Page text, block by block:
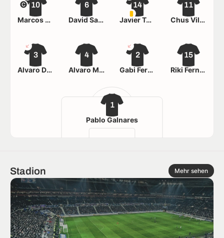
1
Pablo Galnares
3
Álvaro Díez
4
Álvaro Mier
2
Gabi Fernández
15
Riki Fernández
10
Marcos Sáez
6
David Sanz
14
Javier Turrado
11
Chus Villar
Stadion Mehr sehen